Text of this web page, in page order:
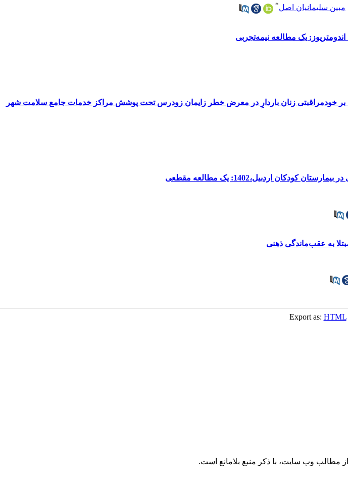
مبین سلیمانیان اصل*
یک مطالعه نیمه‌تجربی
خودمراقبتی زنان باردارِ در معرض خطر زایمان زودرس تحت پوشش مراکز خدمات جامع سلامت شهر
اردبیل،1402: یک مطالعه مقطعی
به عقب‌ماندگی ذهنی
Export as: HTML
مطالب وب سایت، با ذکر منبع بلامانع است.